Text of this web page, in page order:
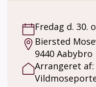
Fredag d. 30.
Biersted
9440 Aabybro
Arrangeret af: